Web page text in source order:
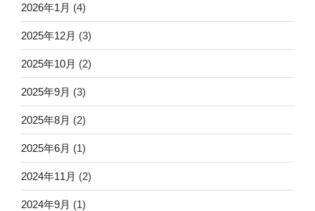
2026年1月 (4)
2025年12月 (3)
2025年10月 (2)
2025年9月 (3)
2025年8月 (2)
2025年6月 (1)
2024年11月 (2)
2024年9月 (1)